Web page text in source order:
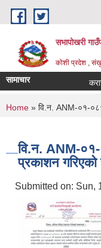
Skip to main content
सभापोखरी
कोशी प्रदेश ,
सामाचार करार
You are
Home » वि.न. ANM-०१-
वि.न. ANM-
प्रकाशन गरिएको
Submitted on: Sun,